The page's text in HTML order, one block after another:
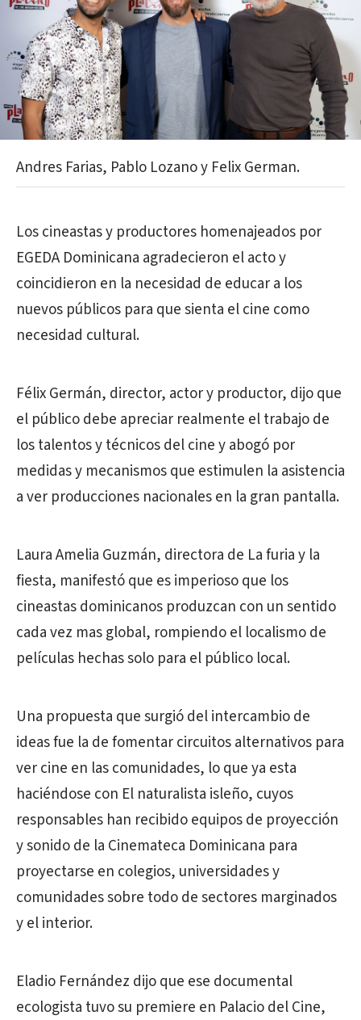
Andres Farias, Pablo Lozano y Felix German.
Los cineastas y productores homenajeados por
EGEDA Dominicana agradecieron el acto y
coincidieron en la necesidad de educar a los
nuevos públicos para que sienta el cine como
necesidad cultural.
Félix Germán, director, actor y productor, dijo que
el público debe apreciar realmente el trabajo de
los talentos y técnicos del cine y abogó por
medidas y mecanismos que estimulen la asistencia
a ver producciones nacionales en la gran pantalla.
Laura Amelia Guzmán, directora de La furia y la
fiesta, manifestó que es imperioso que los
cineastas dominicanos produzcan con un sentido
cada vez mas global, rompiendo el localismo de
películas hechas solo para el público local.
Una propuesta que surgió del intercambio de
ideas fue la de fomentar circuitos alternativos para
ver cine en las comunidades, lo que ya esta
haciéndose con El naturalista isleño, cuyos
responsables han recibido equipos de proyección
y sonido de la Cinemateca Dominicana para
proyectarse en colegios, universidades y
comunidades sobre todo de sectores marginados
y el interior.
Eladio Fernández dijo que ese documental
ecologista tuvo su premiere en Palacio del Cine,